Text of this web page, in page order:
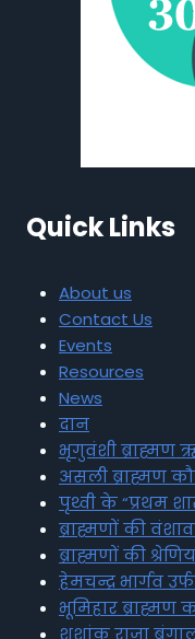
Quick Links
About us
Contact Us
Events
Resources
News
दान
भृगुवंशी ब्राह्मण
असली ब्राह्मण
पृथ्वी के “प्रथम
ब्राह्मणों की
ब्राह्मणों की
हेमचन्द्र भार्गव
भूमिहार ब्राह्मण
शशांक राजा